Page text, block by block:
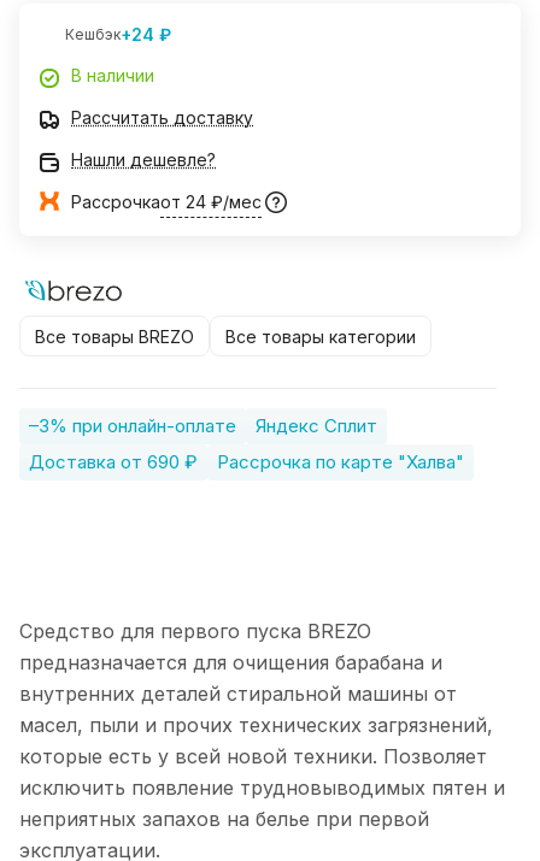
Кешбэк+24 ₽
В наличии
Рассчитать доставку
Нашли дешевле?
Рассрочкаот 24 ₽/мес
Все товары BREZO Все товары категории
–3% при онлайн-оплате
Яндекс Сплит
Доставка от 690 ₽
Рассрочка по карте "Халва"
Средство для первого пуска BREZO
предназначается для очищения барабана и
внутренних деталей стиральной машины от
масел, пыли и прочих технических загрязнений,
которые есть у всей новой техники. Позволяет
исключить появление трудновыводимых пятен и
неприятных запахов на белье при первой
эксплуатации.